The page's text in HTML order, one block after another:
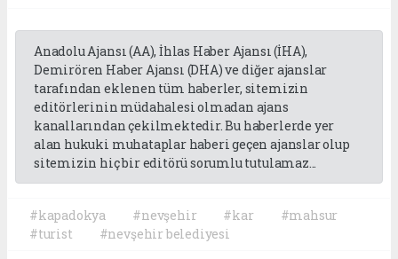
Anadolu Ajansı (AA), İhlas Haber Ajansı (İHA),
Demirören Haber Ajansı (DHA) ve diğer ajanslar
tarafından eklenen tüm haberler, sitemizin
editörlerinin müdahalesi olmadan ajans
kanallarından çekilmektedir. Bu haberlerde yer
alan hukuki muhataplar haberi geçen ajanslar olup
sitemizin hiç bir editörü sorumlu tutulamaz...
#kapadokya #nevşehir #kar
#mahsur
#turist
#nevşehir belediyesi